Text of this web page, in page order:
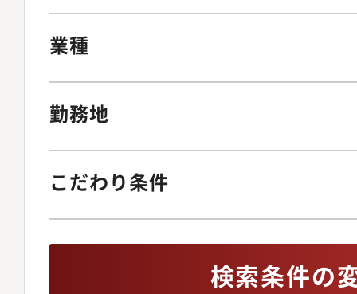
業種
勤務地
こだわり条件
検索条件の